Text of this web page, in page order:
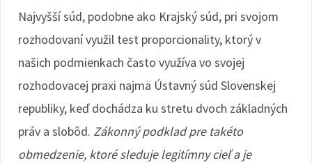
Najvyšší súd, podobne ako Krajský súd, pri svojom
rozhodovaní využil test proporcionality, ktorý v
našich podmienkach často využíva vo svojej
rozhodovacej praxi najmä Ústavný súd Slovenskej
republiky, keď dochádza ku stretu dvoch základných
práv a slobôd. Zákonný podklad pre takéto
obmedzenie, ktoré sleduje legitímny cieľ a je